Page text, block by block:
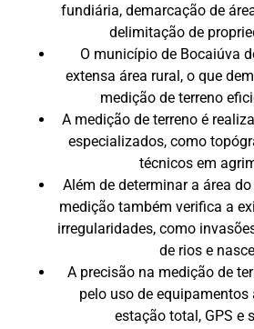
fundiária, demarcação de
delimitação de
O município de Bocaiúva
extensa área rural, o que
medição de terreno
A medição de terreno é
especializados, como
técnicos em
Além de determinar a área
medição também verifica a
irregularidades, como
de rios e
A precisão na medição de
pelo uso de
estação total, GPS e